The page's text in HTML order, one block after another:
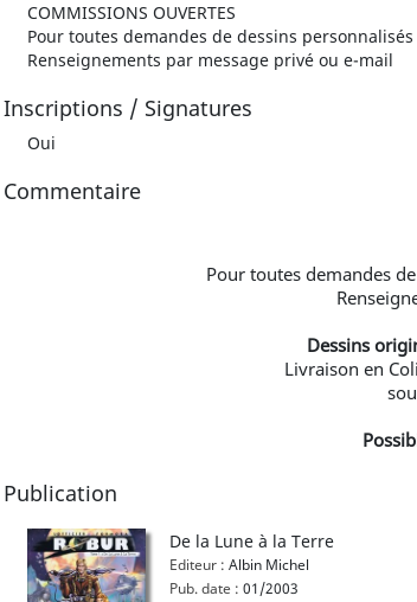
COMMISSIONS OUVERTES
Pour toutes demandes de dessins personnalisés
Renseignements par message privé ou e-mail
Inscriptions / Signatures
Oui
Commentaire
Pour toutes demandes
Dessins
Livraison en
Publication
De la Lune à la Terre
Editeur : Albin Michel
Pub. date : 01/2003